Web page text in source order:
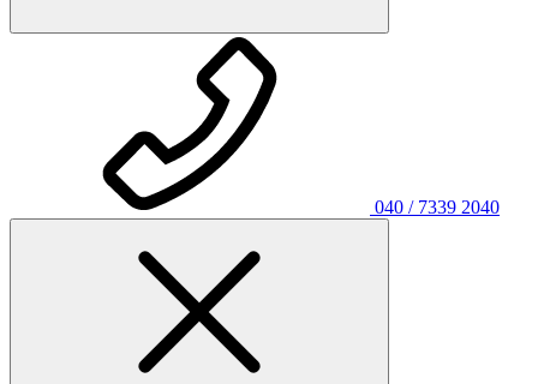
040 / 7339 2040